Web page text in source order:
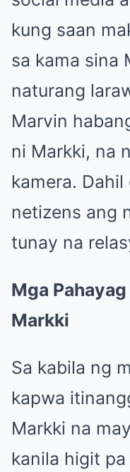
kung saan
sa kama sina
naturang
Marvin
ni Markki, na
kamera.
netizens ang
tunay na
Mga
Markki
Sa kabila ng
kapwa
Markki na
kanila higit